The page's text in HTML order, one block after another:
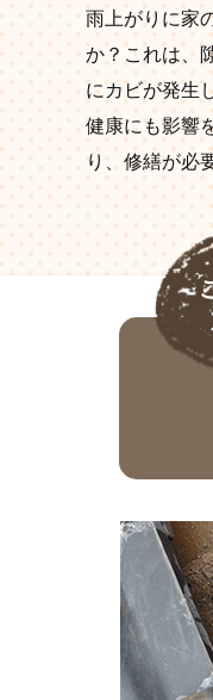
雨上がりに家
か？これは、
にカビが発生
健康にも影響
り、修繕が必